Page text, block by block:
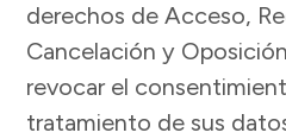
derechos de Acceso,
Cancelación y
revocar el
tratamiento de sus